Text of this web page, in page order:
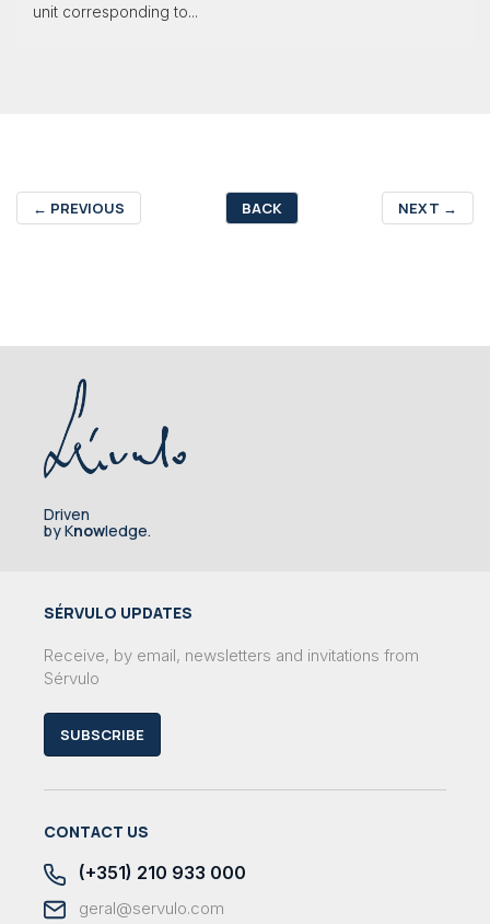
unit corresponding to...
← PREVIOUS BACK NEXT →
Driven
by Knowledge.
SÉRVULO UPDATES
Receive, by email, newsletters and invitations from
Sérvulo
SUBSCRIBE
CONTACT US
(+351) 210 933 000
geral@servulo.com